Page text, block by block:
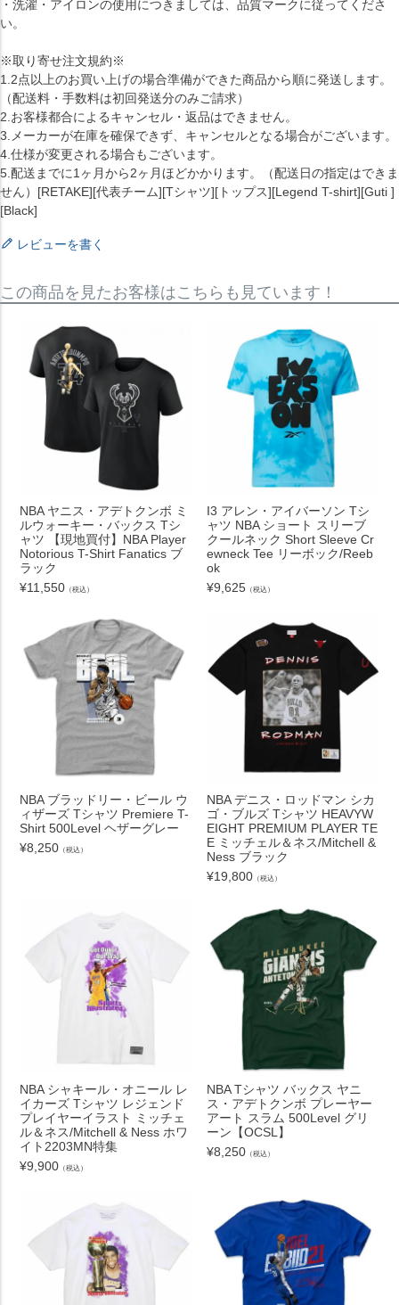
・洗濯・アイロンの使用につきましては、品質マークに従ってくださ
い。
※取り寄せ注文規約※
1.2点以上のお買い上げの場合準備ができた商品から順に発送します。
（配送料・手数料は初回発送分のみご請求）
2.お客様都合によるキャンセル・返品はできません。
3.メーカーが在庫を確保できず、キャンセルとなる場合がございます。
4.仕様が変更される場合もございます。
5.配送までに1ヶ月から2ヶ月ほどかかります。（配送日の指定はできま
せん）[RETAKE][代表チーム][Tシャツ][トップス][Legend T-shirt][Guti ]
[Black]
レビューを書く
この商品を見たお客様はこちらも見ています！
NBA ヤニス・アデトクンボ ミ
ルウォーキー・バックス Tシ
ャツ 【現地買付】NBA Player
Notorious T-Shirt Fanatics ブ
ラック
¥11,550 （税込）
I3 アレン・アイバーソン Tシ
ャツ NBA ショート スリーブ
クールネック Short Sleeve Cr
ewneck Tee リーボック/Reeb
ok
¥9,625 （税込）
NBA ブラッドリー・ビール ウ
ィザーズ Tシャツ Premiere T-
Shirt 500Level ヘザーグレー
¥8,250 （税込）
NBA デニス・ロッドマン シカ
ゴ・ブルズ Tシャツ HEAVYW
EIGHT PREMIUM PLAYER TE
E ミッチェル＆ネス/Mitchell &
Ness ブラック
¥19,800 （税込）
NBA シャキール・オニール レ
イカーズ Tシャツ レジェンド
プレイヤーイラスト ミッチェ
ル＆ネス/Mitchell & Ness ホワ
イト2203MN特集
¥9,900 （税込）
NBA Tシャツ バックス ヤニ
ス・アデトクンボ プレーヤー
アート スラム 500Level グリ
ーン【OCSL】
¥8,250 （税込）